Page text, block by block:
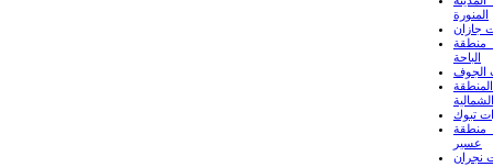
المنورة
جازان
منطقة
الباحة
الجوف
الشمالية
تبوك
منطقة
عسير
نجران